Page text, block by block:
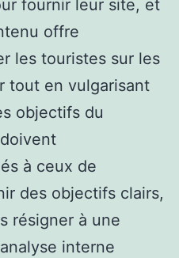
fournir leur site, et
offre
les touristes sur les
tout en vulgarisant
objectifs du
à ceux de
des objectifs clairs,
résigner à une
interne